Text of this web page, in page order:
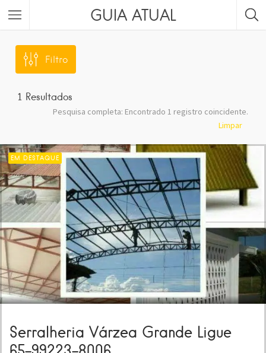
GUIA ATUAL
Filtro
1 Resultados
Pesquisa completa: Encontrado 1 registro coincidente.
Limpar
EM DESTAQUE
Serralheria Várzea Grande Ligue